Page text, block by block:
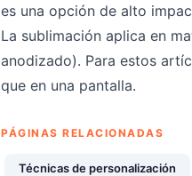
es una opción de alto
La sublimación aplica en
anodizado). Para estos
que en una pantalla.
PÁGINAS RELACIONADAS
Técnicas de personalización